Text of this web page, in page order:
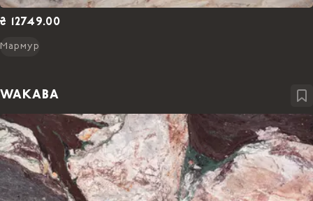
₴ 12749.00
Мармур
WAKABA